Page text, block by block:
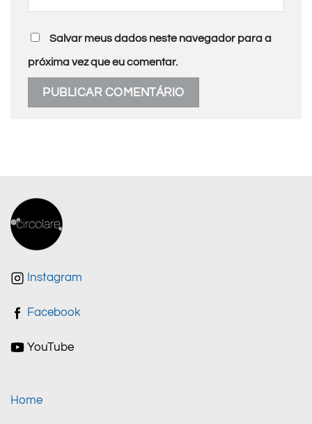
Salvar meus dados neste navegador para a
próxima vez que eu comentar.
Instagram
Facebook
YouTube
Home